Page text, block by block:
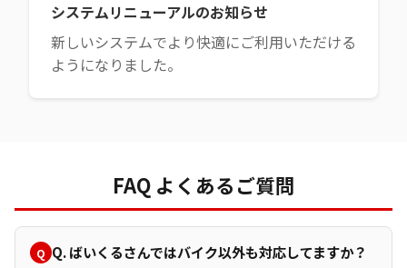
システムリニューアルのお知らせ
新しいシステムでより快適にご利用いただける
ようになりました。
FAQ よくあるご質問
Q. ばいくるさんではバイク以外も対応してますか？